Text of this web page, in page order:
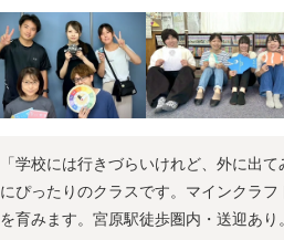
「学校には行きづらいけれど、外に出
にぴったりのクラスです。マインクラ
を育みます。宮原駅徒歩圏内・送迎あ